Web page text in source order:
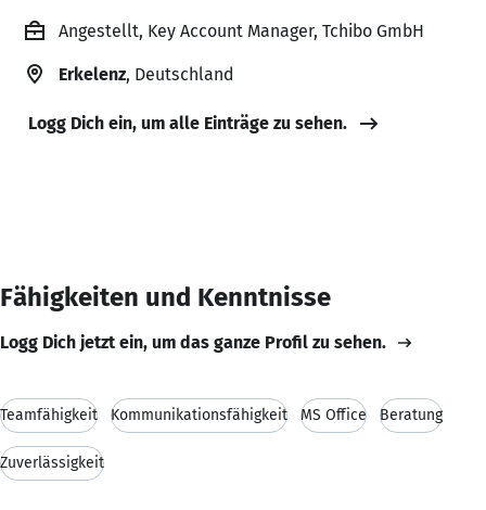
Angestellt, Key Account Manager, Tchibo GmbH
Erkelenz, Deutschland
Logg Dich ein, um alle Einträge zu sehen.
Fähigkeiten und Kenntnisse
Logg Dich jetzt ein, um das ganze Profil zu sehen.
Teamfähigkeit Kommunikationsfähigkeit MS Office Beratung
Zuverlässigkeit